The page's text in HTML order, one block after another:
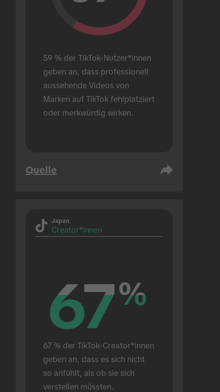
59 % der TikTok-Nutzer*innen
geben an, dass professionell
aussehende Videos von
Marken auf TikTok fehlplatziert
oder merkwürdig wirken.
Quelle
Japan
Creator*innen
67%
67%
67 % der TikTok-Creator*innen
geben an, dass es sich nicht
so anfühlt, als ob sie sich
verstellen müssten.